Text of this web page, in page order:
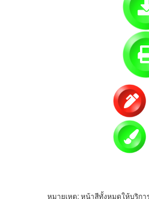
หมายเหตุ: หน้าสีทั้งหมดให้บริก